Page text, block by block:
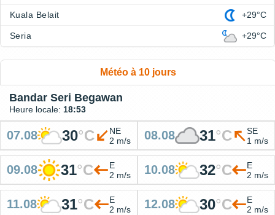
Kuala Belait +29°C
Seria +29°C
Météo à 10 jours
Bandar Seri Begawan
Heure locale: 18:53
07.08 30°C
NE
2 m/s
08.08 31°C
SE
1 m/s
09.08 31°C
E
2 m/s
10.08 32°C
E
2 m/s
11.08 31°C
E
2 m/s
12.08 30°C
E
2 m/s